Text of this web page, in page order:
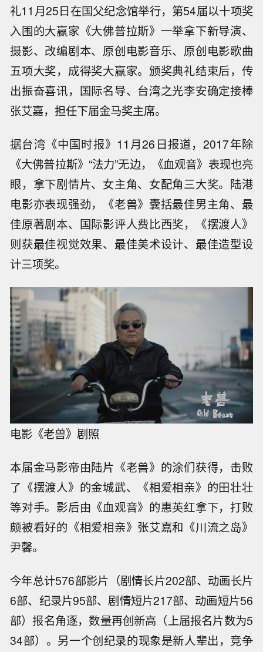
礼11月25日在国父纪念馆举行，第54届以十项奖
入围的大赢家《大佛普拉斯》一举拿下新导演、
摄影、改编剧本、原创电影音乐、原创电影歌曲
五项大奖，成得奖大赢家。颁奖典礼结束后，传
出振奋喜讯，国际名导、台湾之光李安确定接棒
张艾嘉，担任下届金马奖主席。
据台湾《中国时报》11月26日报道，2017年除
《大佛普拉斯》“法力”无边，《血观音》表现也亮
眼，拿下剧情片、女主角、女配角三大奖。陆港
电影亦表现强劲，《老兽》囊括最佳男主角、最
佳原著剧本、国际影评人费比西奖，《摆渡人》
则获最佳视觉效果、最佳美术设计、最佳造型设
计三项奖。
电影《老兽》剧照
本届金马影帝由陆片《老兽》的涂们获得，击败
了《摆渡人》的金城武、《相爱相亲》的田壮壮
等对手。影后由《血观音》的惠英红拿下，打败
颇被看好的《相爱相亲》张艾嘉和《川流之岛》
尹馨。
今年总计576部影片（剧情长片202部、动画长片
6部、纪录片95部、剧情短片217部、动画短片56
部）报名角逐，数量再创新高（上届报名片数为5
34部）。另一个创纪录的现象是新人辈出，竞争